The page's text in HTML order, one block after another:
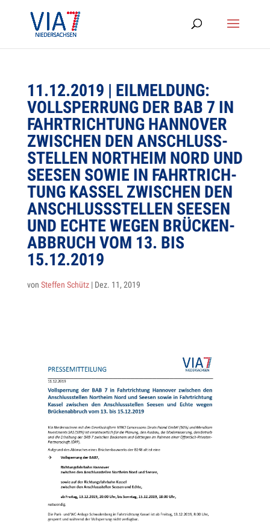
11.12.2019 | EIL­MEL­DUNG:
VOLL­SPER­RUNG DER BAB 7 IN
FAHRT­RICH­TUNG HAN­NO­VER
ZWI­SCHEN DEN ANSCHLUSS­
STEL­LEN NORT­HEIM NORD UND
SEE­SEN SOWIE IN FAHRT­RICH­
TUNG KAS­SEL ZWI­SCHEN DEN
ANSCHLUSS­STEL­LEN SEE­SEN
UND ECHTE WEGEN BRÜ­CKEN­
AB­BRUCH VOM 13. BIS
15.12.2019
von Steffen Schütz| Dez. 11, 2019